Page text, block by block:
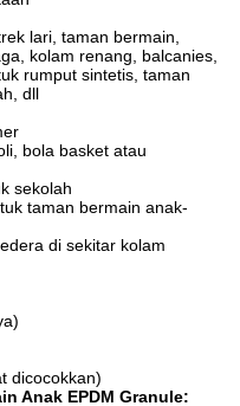
lari, taman bermain,
kolam renang, balcanies,
rumput sintetis, taman
dll
bola basket atau
sekolah
taman bermain anak-
di sekitar kolam
dicocokkan)
Anak EPDM Granule: